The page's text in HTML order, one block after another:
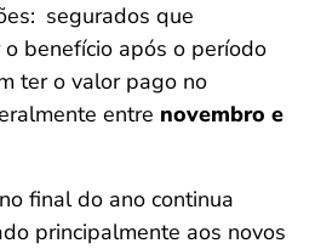
segurados que
benefício após o período
ter o valor pago no
entre novembro e
final do ano continua
principalmente aos novos